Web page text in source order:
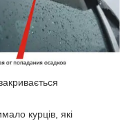
курців, які